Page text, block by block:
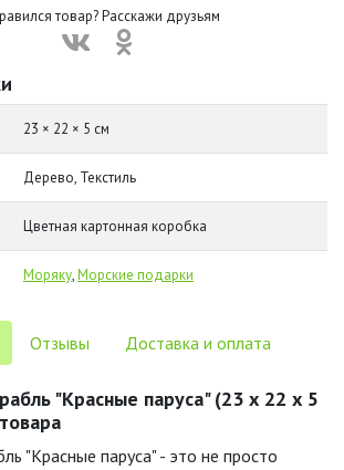
товар? Расскажи друзьям
23 × 22 × 5 см
Дерево, Текстиль
Цветная картонная коробка
Моряку,Морские подарки
Отзывы Доставка и оплата
"Красные паруса" (23 х 22 х 5
"Красные паруса" - это не просто